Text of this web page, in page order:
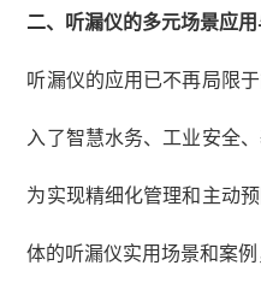
二、听漏仪的多元场景应用
听漏仪的应用已不再局限
入了智慧水务、工业安全
为实现精细化管理和主动
体的听漏仪实用场景和案